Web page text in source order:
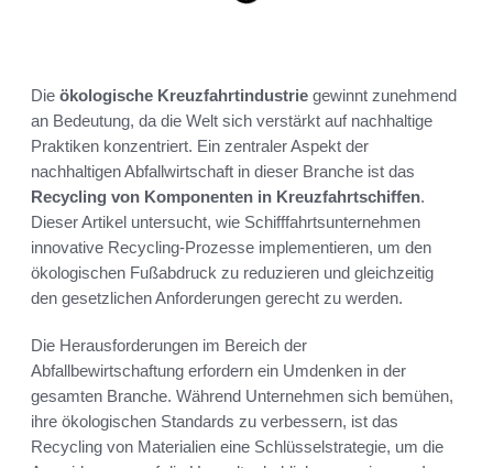
Die ökologische Kreuzfahrtindustrie gewinnt zunehmend
an Bedeutung, da die Welt sich verstärkt auf nachhaltige
Praktiken konzentriert. Ein zentraler Aspekt der
nachhaltigen Abfallwirtschaft in dieser Branche ist das
Recycling von Komponenten in Kreuzfahrtschiffen.
Dieser Artikel untersucht, wie Schifffahrtsunternehmen
innovative Recycling-Prozesse implementieren, um den
ökologischen Fußabdruck zu reduzieren und gleichzeitig
den gesetzlichen Anforderungen gerecht zu werden.
Die Herausforderungen im Bereich der
Abfallbewirtschaftung erfordern ein Umdenken in der
gesamten Branche. Während Unternehmen sich bemühen,
ihre ökologischen Standards zu verbessern, ist das
Recycling von Materialien eine Schlüsselstrategie, um die